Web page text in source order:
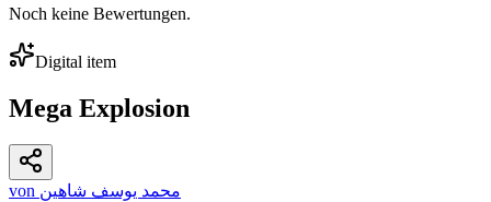
Noch keine Bewertungen.
Digital item
Mega Explosion
von محمد يوسف شاهين